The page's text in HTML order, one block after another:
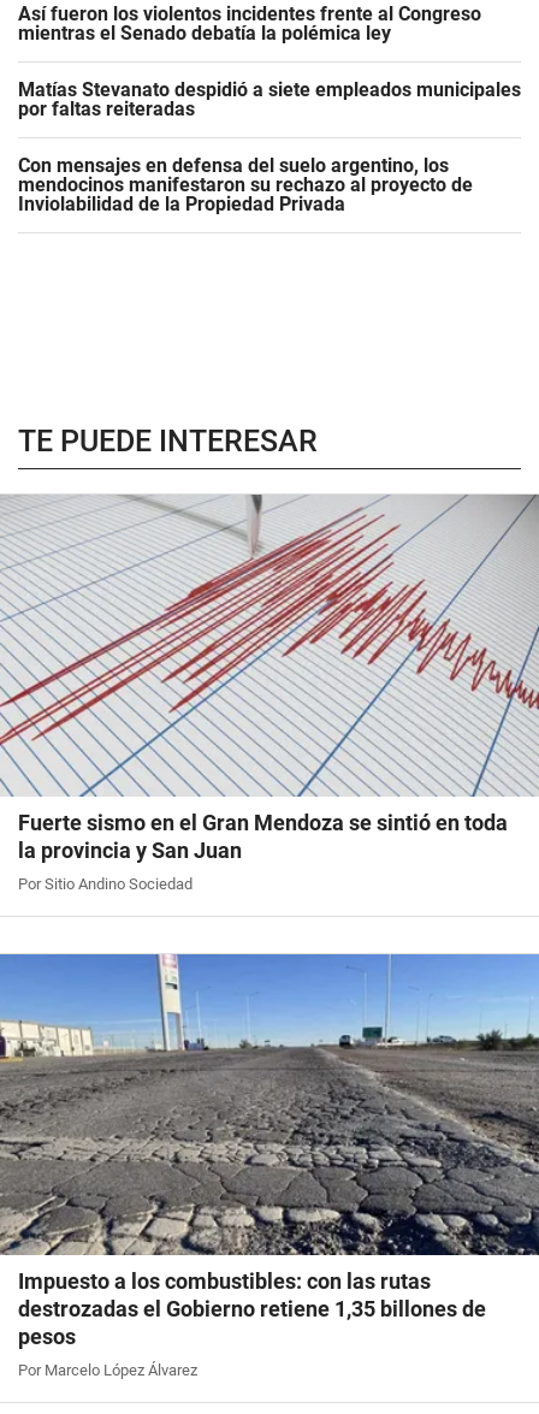
Así fueron los violentos incidentes frente al Congreso
mientras el Senado debatía la polémica ley
Matías Stevanato despidió a siete empleados municipales
por faltas reiteradas
Con mensajes en defensa del suelo argentino, los
mendocinos manifestaron su rechazo al proyecto de
Inviolabilidad de la Propiedad Privada
TE PUEDE INTERESAR
Fuerte sismo en el Gran Mendoza se sintió en toda
la provincia y San Juan
Por Sitio Andino Sociedad
Impuesto a los combustibles: con las rutas
destrozadas el Gobierno retiene 1,35 billones de
pesos
Por Marcelo López Álvarez